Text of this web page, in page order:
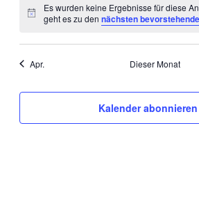
Hinweis
Es wurden keine Ergebnisse für diese
geht es zu den nächsten
Apr. Dieser Monat
Kalender abonnieren